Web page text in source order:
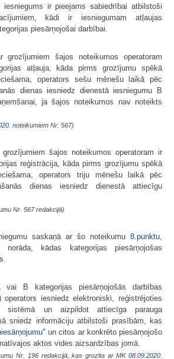
iesniegums ir pieejams sabiedrībai atbilstoši
kādi ir iesniegumam atļaujas
piesārņojošai darbībai.
šajos noteikumos operatoram
atļauja, kāda pirms grozījumu spēkā
operators sešu mēnešu laikā pēc
dienas iesniedz dienestā iesniegumu B
ja šajos noteikumos nav noteikts
noteikumiem Nr. 567)
šajos noteikumos operatoram ir
reģistrācija, kāda pirms grozījumu spēkā
operators triju mēnešu laikā pēc
dienas iesniedz dienestā attiecīgu
Nr. 567 redakcijā)
saskaņā ar šo noteikumu 8.punktu
norāda, kādas kategorijas piesārņojošas
vai B kategorijas piesārņojošās darbības
operators iesniedz elektroniski, reģistrējoties
sistēmā un aizpildot attiecīga parauga
sniedz informāciju atbilstoši prasībām, kas
" un citos ar konkrēto piesārņojošo
aktos vides aizsardzības jomā.
Nr. 196 redakcijā, kas grozīta ar MK08.09.2020.